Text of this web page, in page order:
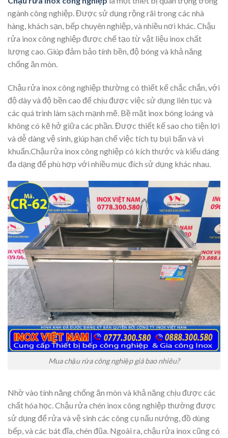
ngành công nghiệp. Được sử dụng rộng rãi trong các nhà
hàng, khách sạn, bếp chuyên nghiệp, và nhiều nơi khác. Chậu
rửa inox công nghiệp được chế tạo từ vật liệu inox chất
lượng cao. Giúp đảm bảo tính bền, độ bóng và khả năng
chống ăn mòn.
Chậu rửa inox công nghiệp thường có thiết kế chắc chắn, với
độ dày và độ bền cao để chịu được việc sử dụng liên tục và
các quá trình làm sạch mạnh mẽ. Bề mặt inox bóng loáng và
không có kẽ hở giữa các phần. Được thiết kế sao cho tiện lợi
và dễ dàng vệ sinh, giúp hạn chế việc tích tụ bụi bẩn và vi
khuẩn.Chậu rửa inox công nghiệp có kích thước và kiểu dáng
đa dạng để phù hợp với nhiều mục đích sử dụng khác nhau.
Mua chậu rửa công nghiệp giá bao nhiêu?
Nhờ vào tính năng chống ăn mòn và khả năng chịu được các
chất hóa học. Chậu rửa chén inox công nghiệp thường được
sử dụng để rửa và vệ sinh các công cụ nấu nướng, đồ dùng
bếp, và các bát đĩa, chén đũa. Ngoài ra, chậu rửa inox cũng có